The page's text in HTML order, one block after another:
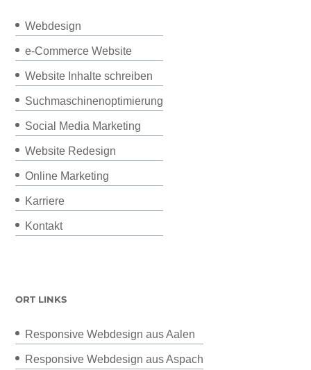
Webdesign
e-Commerce Website
Website Inhalte schreiben
Suchmaschinenoptimierung
Social Media Marketing
Website Redesign
Online Marketing
Karriere
Kontakt
ORT LINKS
Responsive Webdesign aus Aalen
Responsive Webdesign aus Aspach